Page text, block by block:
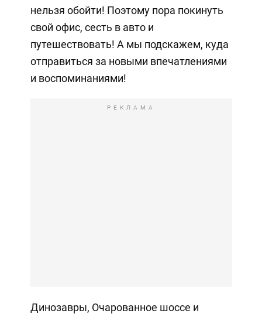
нельзя обойти! Поэтому пора покинуть
свой офис, сесть в авто и
путешествовать! А мы подскажем, куда
отправиться за новыми впечатлениями
и воспоминаниями!
РЕКЛАМА
Динозавры, Очарованное шоссе и